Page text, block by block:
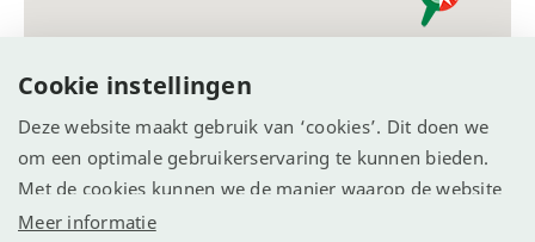
Cookie instellingen
Deze website maakt gebruik van ‘cookies’. Dit doen we
om een optimale gebruikerservaring te kunnen bieden.
Met de cookies kunnen we de manier waarop de website
wordt gebruikt vastleggen en analyseren. We willen
Meer informatie